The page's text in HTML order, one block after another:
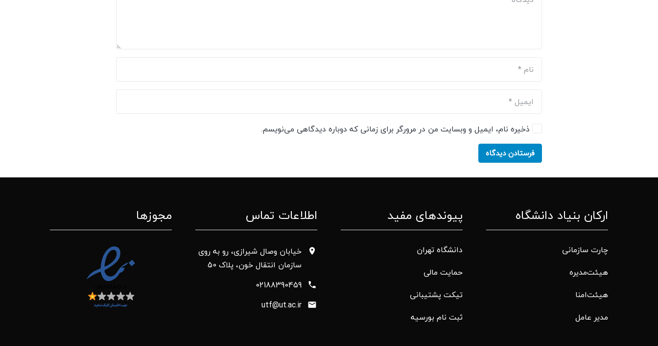
ذخیره نام، ایمیل و وبسایت من در مرورگر برای زمانی که دوباره دیدگاهی می‌نویسم.
فرستادن دیدگاه
ارکان بنیاد دانشگاه
چارت سازمانی
هیئت‌مدیره
هیئت‌امنا
مدیر عامل
پیوندهای مفید
دانشگاه تهران
حمایت مالی
تیکت پشتیبانی
ثبت نام بورسیه
اطلاعات تماس
خیابان وصال شیرازی، رو به روی
سازمان انتقال خون، پلاک 50
02188390459
utf@ut.ac.ir
مجوزها